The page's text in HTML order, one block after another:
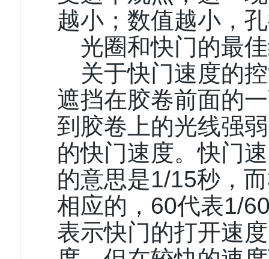
越小；数值越小，
光圈和快门的最
关于快门速度的
遮挡在胶卷前面的
到胶卷上的光线强
的快门速度。快门
的意思是1/15秒，
相应的，60代表1/
表示快门的打开速